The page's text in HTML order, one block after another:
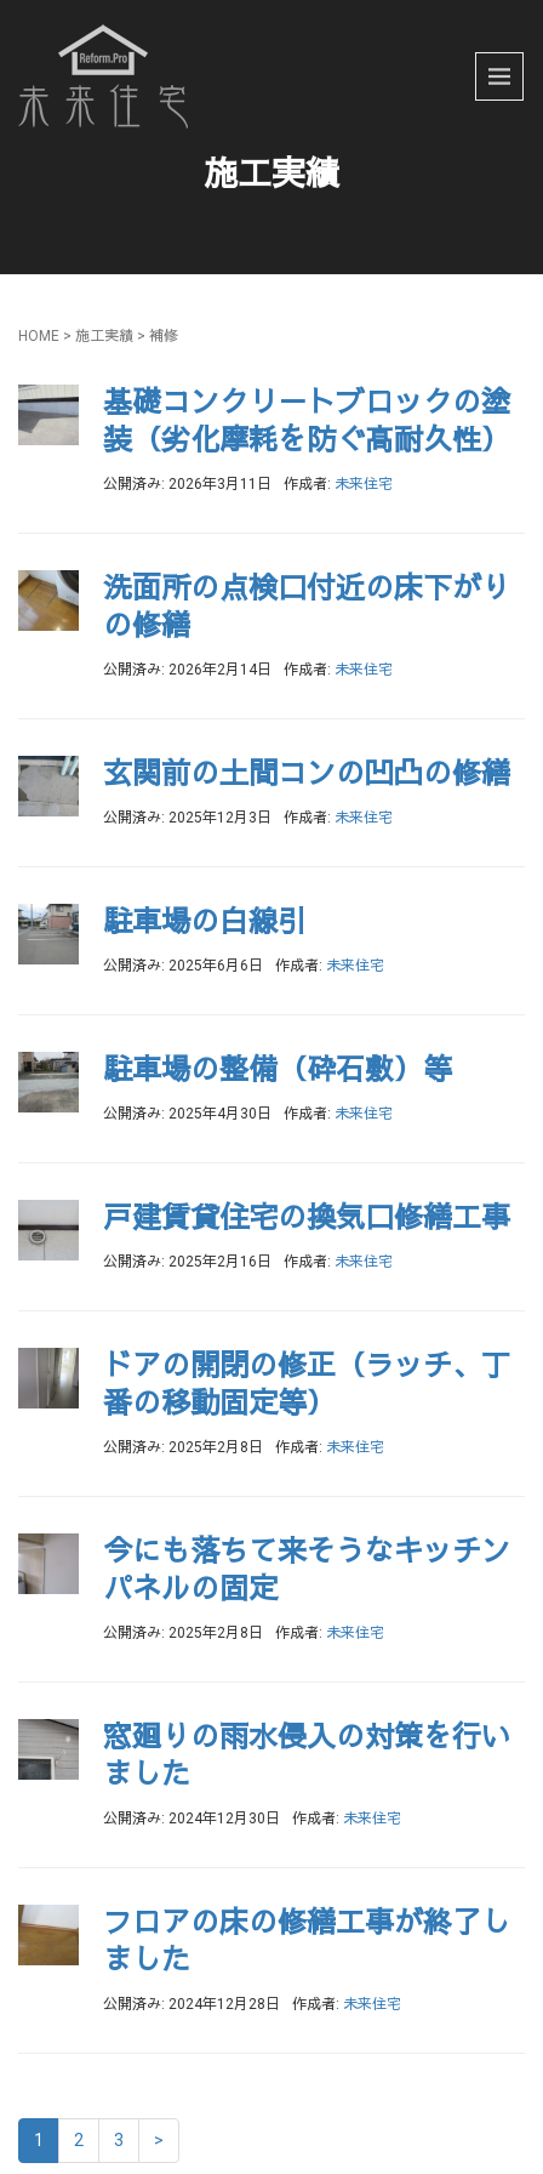
施工実績
HOME > 施工実績 > 補修
基礎コンクリ－トブロックの塗
装（劣化摩耗を防ぐ高耐久性）
公開済み: 2026年3月11日 作成者: 未来住宅
洗面所の点検口付近の床下がり
の修繕
公開済み: 2026年2月14日 作成者: 未来住宅
玄関前の土間コンの凹凸の修繕
公開済み: 2025年12月3日 作成者: 未来住宅
駐車場の白線引
公開済み: 2025年6月6日 作成者: 未来住宅
駐車場の整備（砕石敷）等
公開済み: 2025年4月30日 作成者: 未来住宅
戸建賃貸住宅の換気口修繕工事
公開済み: 2025年2月16日 作成者: 未来住宅
ドアの開閉の修正（ラッチ、丁
番の移動固定等）
公開済み: 2025年2月8日 作成者: 未来住宅
今にも落ちて来そうなキッチン
パネルの固定
公開済み: 2025年2月8日 作成者: 未来住宅
窓廻りの雨水侵入の対策を行い
ました
公開済み: 2024年12月30日 作成者: 未来住宅
フロアの床の修繕工事が終了し
ました
公開済み: 2024年12月28日 作成者: 未来住宅
1 2 3 >